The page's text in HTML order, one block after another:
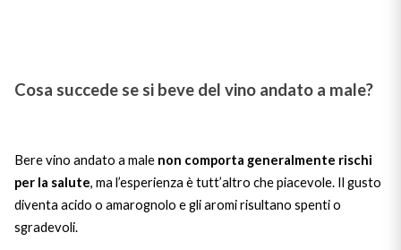
Cosa succede se si beve del vino andato a male?
Bere vino andato a male non comporta generalmente rischi
per la salute, ma l’esperienza è tutt’altro che piacevole. Il gusto
diventa acido o amarognolo e gli aromi risultano spenti o
sgradevoli.